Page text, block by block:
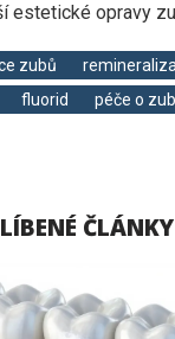
estetické opravy
zubů
fluorid péče o
ČLÁNKY